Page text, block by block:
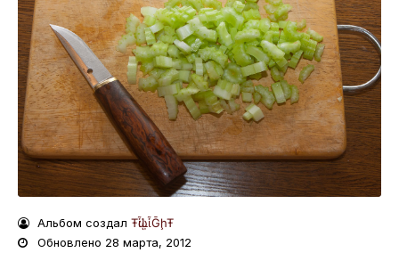
Альбом создалŦᾡἷḶἷḠḩŦ
Обновлено 28 марта, 2012